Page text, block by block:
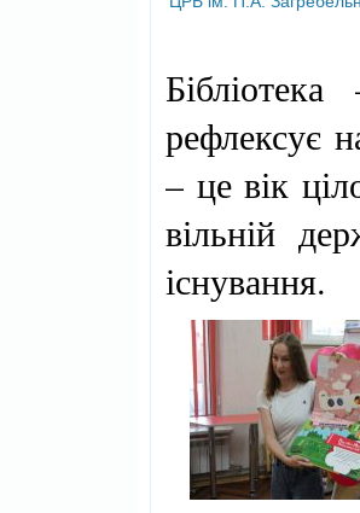
рефлексує
– це вік
вільній
існування.